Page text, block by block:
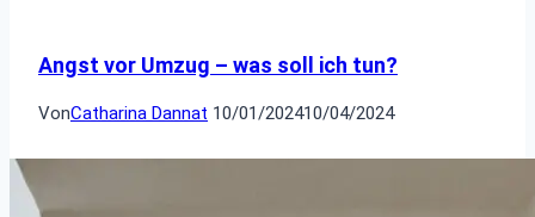
Angst vor Umzug – was soll ich tun?
VonCatharina Dannat 10/01/202410/04/2024